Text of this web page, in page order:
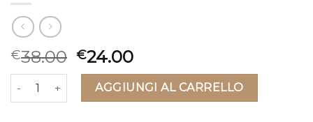
€38.00 €24.00
braccialini borse quantitàAGGIUNGI AL CARRELLO